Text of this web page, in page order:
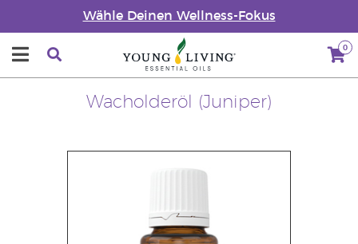
Wähle Deinen Wellness-Fokus
0
Wacholderöl (Juniper)